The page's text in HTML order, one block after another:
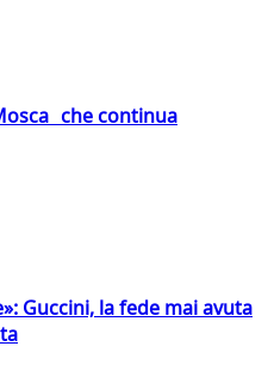
che continua
Guccini, la fede mai avuta